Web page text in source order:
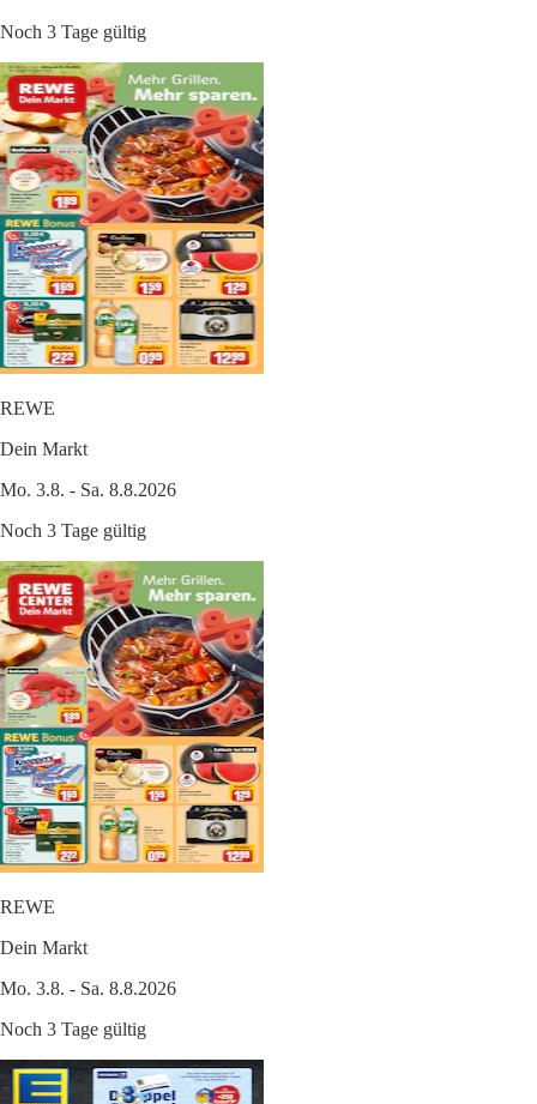
Noch 3 Tage gültig
REWE
Dein Markt
Mo. 3.8. - Sa. 8.8.2026
Noch 3 Tage gültig
REWE
Dein Markt
Mo. 3.8. - Sa. 8.8.2026
Noch 3 Tage gültig